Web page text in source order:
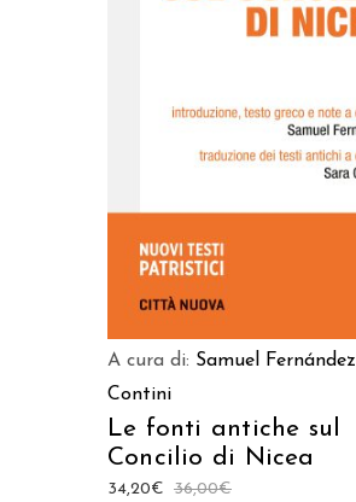
A cura di: Samuel Fernández
Contini
Le fonti antiche sul
Concilio di Nicea
36,00€
34,20€